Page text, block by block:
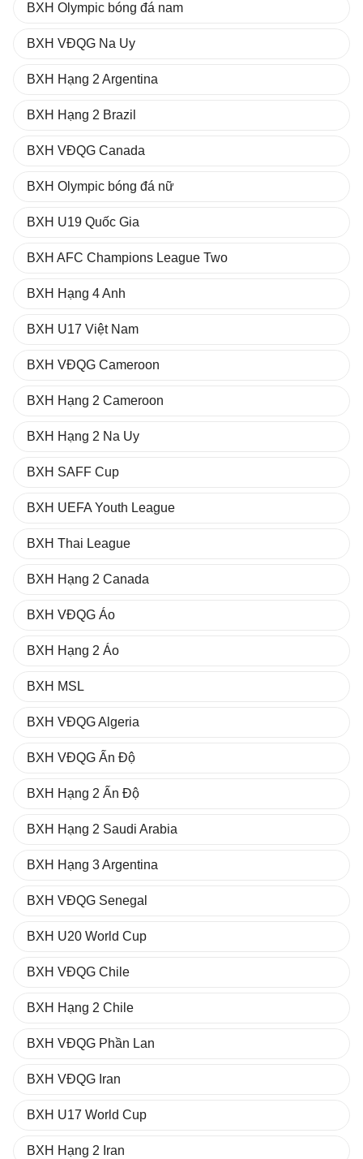
BXH Olympic bóng đá nam
BXH VĐQG Na Uy
BXH Hạng 2 Argentina
BXH Hạng 2 Brazil
BXH VĐQG Canada
BXH Olympic bóng đá nữ
BXH U19 Quốc Gia
BXH AFC Champions League Two
BXH Hạng 4 Anh
BXH U17 Việt Nam
BXH VĐQG Cameroon
BXH Hạng 2 Cameroon
BXH Hạng 2 Na Uy
BXH SAFF Cup
BXH UEFA Youth League
BXH Thai League
BXH Hạng 2 Canada
BXH VĐQG Áo
BXH Hạng 2 Áo
BXH MSL
BXH VĐQG Algeria
BXH VĐQG Ấn Độ
BXH Hạng 2 Ấn Độ
BXH Hạng 2 Saudi Arabia
BXH Hạng 3 Argentina
BXH VĐQG Senegal
BXH U20 World Cup
BXH VĐQG Chile
BXH Hạng 2 Chile
BXH VĐQG Phần Lan
BXH VĐQG Iran
BXH U17 World Cup
BXH Hạng 2 Iran